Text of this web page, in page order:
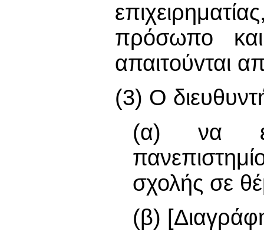
πρόσωπο
απαιτoύvται
(3) Ο
(α) να
σχολής σε
(β)